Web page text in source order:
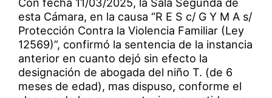
esta Cámara, en la causa “R E S c/ G Y M A s/
Protección Contra la Violencia Familiar (Ley
12569)”, confirmó la sentencia de la instancia
anterior en cuanto dejó sin efecto la
designación de abogada del niño T. (de 6
meses de edad), mas dispuso, conforme el